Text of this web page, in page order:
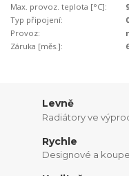
Max. provoz. teplota [°C]:
Typ připojení:
Provoz:
Záruka [měs.]:
Levně
Radiátory ve
Rychle
Designové a